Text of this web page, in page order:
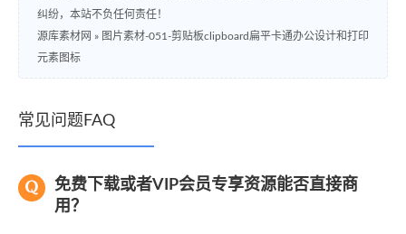
纠纷，本站不负任何责任！
源库素材网 » 图片素材-051-剪贴板clipboard扁平卡通办公设计和打印
元素图标
常见问题FAQ
免费下载或者VIP会员专享资源能否直接商
用？